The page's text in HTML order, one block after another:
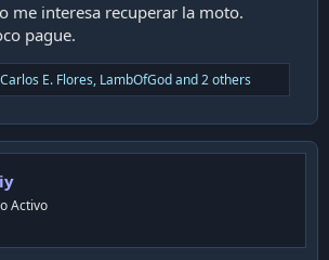
me interesa recuperar la moto.
pague.
Carlos E. Flores, LambOfGodand 2 others
Activo